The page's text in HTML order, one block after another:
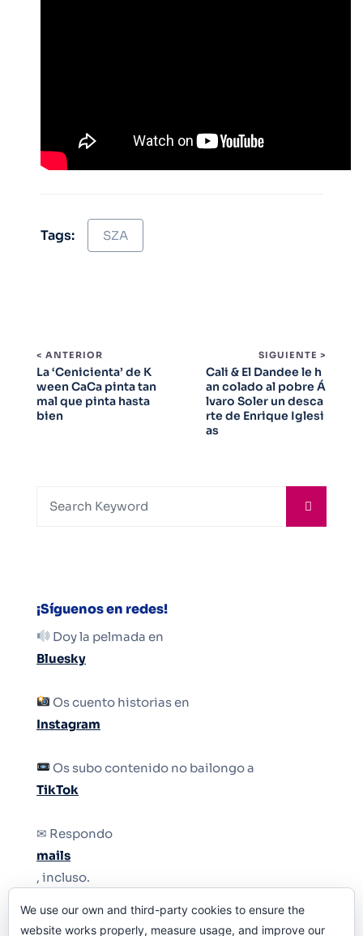
Tags: SZA
< ANTERIOR
La ‘Cenicienta’ de K
ween CaCa pinta tan
mal que pinta hasta
bien
SIGUIENTE >
Cali & El Dandee le h
an colado al pobre Á
lvaro Soler un desca
rte de Enrique Iglesi
as
¡Síguenos en redes!
Doy la pelmada en
Bluesky
Os cuento historias en
Instagram
Os subo contenido no bailongo a
TikTok
✉ Respondo
mails
, incluso.
Y si una persona no puede tener teléfono, que
le quiten el teléfono.
We use our own and third-party cookies to ensure the
website works properly, measure usage, and improve our